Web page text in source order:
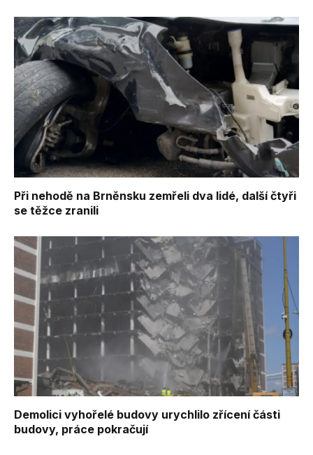
Při nehodě na Brněnsku zemřeli dva lidé, další čtyři
se těžce zranili
Demolici vyhořelé budovy urychlilo zřícení části
budovy, práce pokračují